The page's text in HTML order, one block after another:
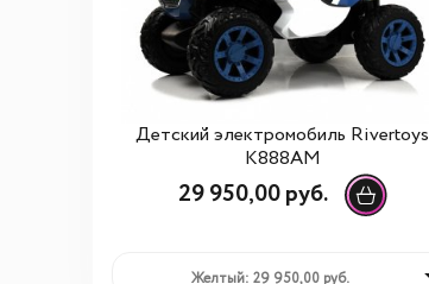
Детский электромобиль Rivertoys
K888AM
29 950,00 руб.
Желтый: 29 950,00 руб.